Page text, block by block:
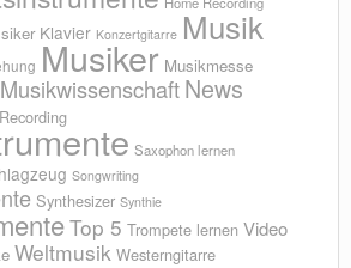
Klavier Konzertgitarre Musik
Musiker Musikmesse
MusikwissenschaftNews
Recording
Saxophon lernen
Songwriting
Synthesizer Synthie
Top 5 Trompete lernen Video
Weltmusik Westerngitarre